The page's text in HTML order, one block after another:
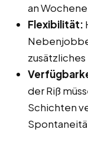
an
Flexibilität:
der Riß
Schichten